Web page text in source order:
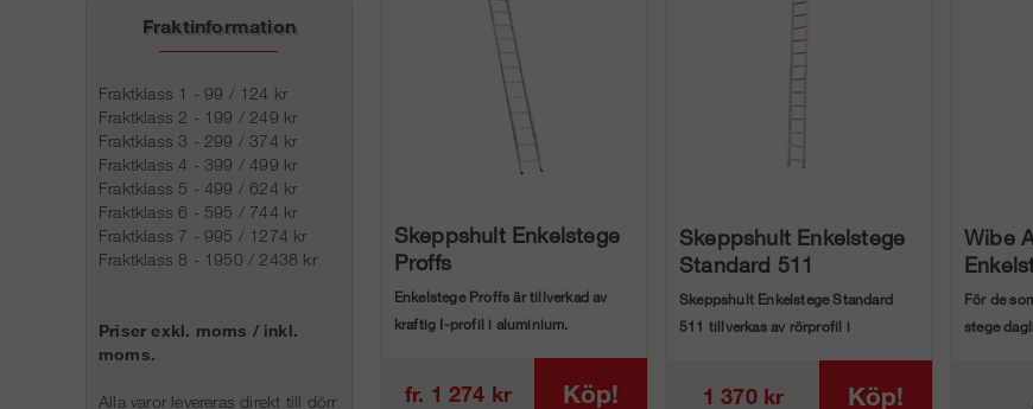
Fraktinformation
Fraktklass 1 - 99 / 124 kr
Fraktklass 2 - 199 / 249 kr
Fraktklass 3 - 299 / 374 kr
Fraktklass 4 - 399 / 499 kr
Fraktklass 5 - 499 / 624 kr
Fraktklass 6 - 595 / 744 kr
Fraktklass 7 - 995 / 1274 kr
Fraktklass 8 - 1950 / 2438 kr
Priser exkl. moms / inkl.
moms.
Alla varor levereras direkt till dörr
Skeppshult Enkelstege
Proffs
Enkelstege Proffs är tillverkad av
kraftig I-profil i aluminium.
fr. 1 274 kr Köp!
Skeppshult Enkelstege
Standard 511
Skeppshult Enkelstege Standard
511 tillverkas av rörprofil i
1 370 kr Köp!
Wibe
För de
stege